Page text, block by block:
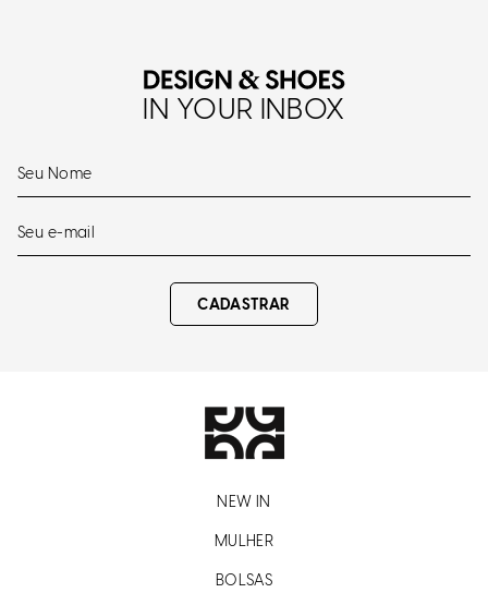
IN YOUR INBOX
CADASTRAR
NEW IN
MULHER
BOLSAS